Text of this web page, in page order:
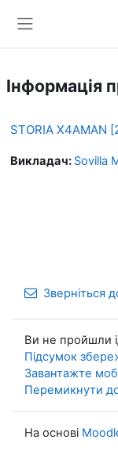
Інформація
STORIA X4AMAN
Викладач: Sovilla
Зверніться
Ви не пройшли
Підсумок
Завантажте
Перемикнути
На основі